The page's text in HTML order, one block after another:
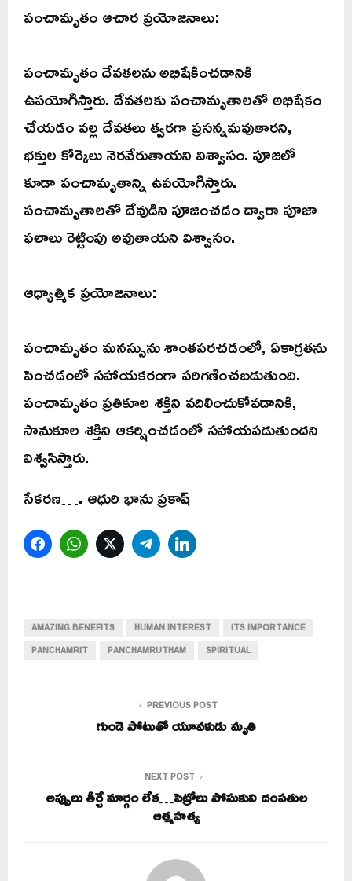
పంచామృతం ఆచార ప్రయోజనాలు:
పంచామృతం దేవతలను అభిషేకించడానికి
ఉపయోగిస్తారు. దేవతలకు పంచామృతాలతో అభిషేకం
చేయడం వల్ల దేవతలు త్వరగా ప్రసన్నమవుతారని,
భక్తుల కోర్కెలు నెరవేరుతాయని విశ్వాసం. పూజలో
కూడా పంచామృతాన్ని ఉపయోగిస్తారు.
పంచామృతాలతో దేవుడిని పూజించడం ద్వారా పూజా
ఫలాలు రెట్టింపు అవుతాయని విశ్వాసం.
ఆధ్యాత్మిక ప్రయోజనాలు:
పంచామృతం మనస్సును శాంతపరచడంలో, ఏకాగ్రతను
పెంచడంలో సహాయకరంగా పరిగణించబడుతుంది.
పంచామృతం ప్రతికూల శక్తిని వదిలించుకోవడానికి,
సానుకూల శక్తిని ఆకర్షించడంలో సహాయపడుతుందని
విశ్వసిస్తారు.
సేకరణ…. ఆధురి భాను ప్రకాష్
FacebookWhatsAppTwitterTelegram
AMAZING BENEFITS HUMAN INTEREST
ITS IMPORTANCE
PANCHAMRIT
PANCHAMRUTHAM SPIRITUAL
PREVIOUS POST
గుండె పోటుతో యూవకుడు మృతి
NEXT POST
అప్పులు తీర్చే మార్గం లేక…పెట్రోలు పోసుకుని దంపతుల
ఆత్మహత్య